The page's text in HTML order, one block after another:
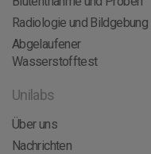
Radiologie und Bildgebung
Abgelaufener
Wasserstofftest
Unilabs
Über uns
Nachrichten